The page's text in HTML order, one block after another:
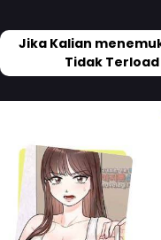
Jika Kalian
Tidak